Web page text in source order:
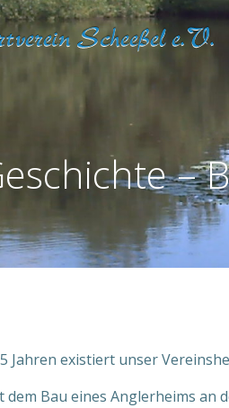
–
Jahren existiert unser
dem Bau eines Anglerheims